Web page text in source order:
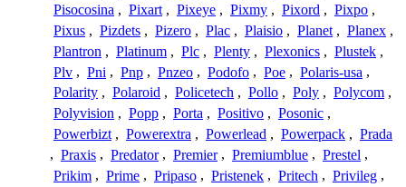
Pisocosina , Pixart , Pixeye , Pixmy , Pixord , Pixpo ,
Pixus , Pizdets , Pizero , Plac , Plaisio , Planet , Planex ,
Plantron , Platinum , Plc , Plenty , Plexonics , Plustek ,
Plv , Pni , Pnp , Pnzeo , Podofo , Poe , Polaris-usa ,
Polarity , Polaroid , Policetech , Pollo , Poly , Polycom ,
Polyvision , Popp , Porta , Positivo , Posonic ,
Powerbizt , Powerextra , Powerlead , Powerpack , Prada
, Praxis , Predator , Premier , Premiumblue , Prestel ,
Prikim , Prime , Pripaso , Pristenek , Pritech , Privileg ,